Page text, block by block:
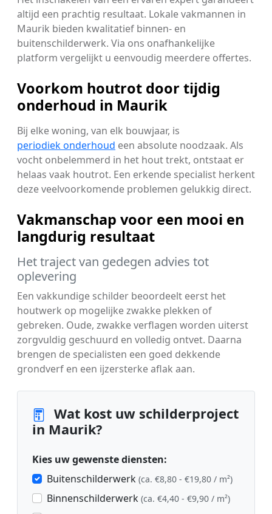
altijd een prachtig resultaat. Lokale vakmannen in
Maurik bieden kwalitatief binnen- en
buitenschilderwerk. Via ons onafhankelijke
platform vergelijkt u eenvoudig meerdere offertes.
Voorkom houtrot door tijdig
onderhoud in Maurik
Bij elke woning, van elk bouwjaar, is
periodiek onderhoud een absolute noodzaak. Als
vocht onbelemmerd in het hout trekt, ontstaat er
helaas vaak houtrot. Een erkende specialist herkent
deze veelvoorkomende problemen gelukkig direct.
Vakmanschap voor een mooi en
langdurig resultaat
Het traject van gedegen advies tot
oplevering
Een vakkundige schilder beoordeelt eerst het
houtwerk op mogelijke zwakke plekken of
gebreken. Oude, zwakke verflagen worden uiterst
zorgvuldig geschuurd en volledig ontvet. Daarna
brengen de specialisten een goed dekkende
grondverf en een ijzersterke aflak aan.
Wat kost uw schilderproject
in Maurik?
Kies uw gewenste diensten:
Buitenschilderwerk (ca. €8,80 - €19,80 / m²)
Binnenschilderwerk (ca. €4,40 - €9,90 / m²)